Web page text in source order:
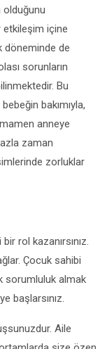
olduğunu
etkileşim içine
döneminde de
sorunların
Bu
bakımıyla,
anneye
zaman
zorluklar
rol kazanırsınız.
Çocuk sahibi
sorumluluk almak
başlarsınız.
Aile